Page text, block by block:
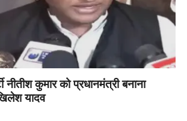
नीतीश कुमार को प्रधानमंत्री बनाना
यादव